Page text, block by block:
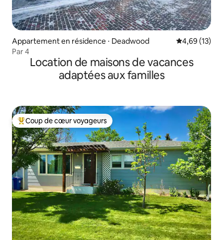
Appartement en résidence ⋅ Deadwood Évaluation
4,69 (13)
Par 4
Location de maisons de vacances
adaptées aux familles
Coups de cœur voyageurs les plus appréciés
Coup de cœur voyageurs